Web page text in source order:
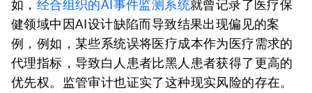
如， 经合组织的AI事件监测系统就曾记录了医疗保
健领域中因AI设计缺陷而导致结果出现偏见的案
例，例如，某些系统误将医疗成本作为医疗需求的
代理指标，导致白人患者比黑人患者获得了更高的
优先权。监管审计也证实了这种现实风险的存在。